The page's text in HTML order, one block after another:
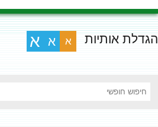
הגדלת אותיות א א א